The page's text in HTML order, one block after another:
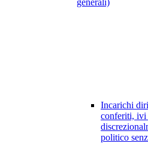
generali)
Incarichi
conferiti, ivi
politico